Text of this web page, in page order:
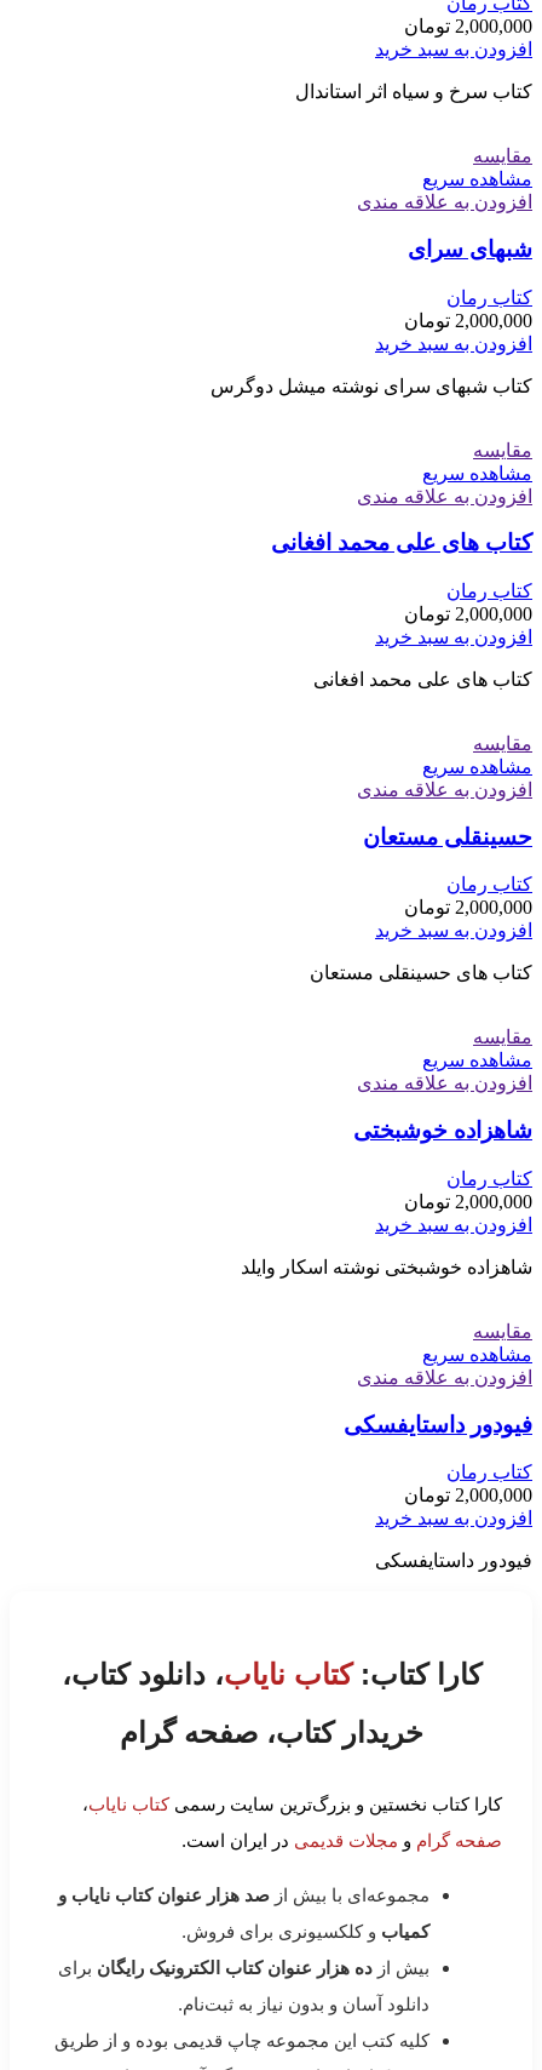
2,000,000 تومان
افزودن به سبد خرید
کتاب سرخ و سیاه اثر استاندال
مقایسه
مشاهده سریع
افزودن به علاقه مندی
شبهای سرای
کتاب رمان
2,000,000 تومان
افزودن به سبد خرید
کتاب شبهای سرای نوشته میشل دوگرس
مقایسه
مشاهده سریع
افزودن به علاقه مندی
کتاب های علی محمد افغانی
کتاب رمان
2,000,000 تومان
افزودن به سبد خرید
کتاب های علی محمد افغانی
مقایسه
مشاهده سریع
افزودن به علاقه مندی
حسینقلی مستعان
کتاب رمان
2,000,000 تومان
افزودن به سبد خرید
کتاب های حسینقلی مستعان
مقایسه
مشاهده سریع
افزودن به علاقه مندی
شاهزاده خوشبختی
کتاب رمان
2,000,000 تومان
افزودن به سبد خرید
شاهزاده خوشبختی نوشته اسکار وایلد
مقایسه
مشاهده سریع
افزودن به علاقه مندی
فیودور داستایفسکی
کتاب رمان
2,000,000 تومان
افزودن به سبد خرید
فیودور داستایفسکی
کارا کتاب:کتاب نایاب، دانلود کتاب،
خریدار کتاب، صفحه گرام
کارا کتاب نخستین و بزرگ‌ترین سایت رسمیکتاب نایاب،
صفحه گرام و مجلات قدیمی در ایران است.
مجموعه‌ای با بیش از صد هزار عنوان کتاب نایاب و
کمیاب و کلکسیونری برای فروش.
بیش از ده هزار عنوان کتاب الکترونیک رایگان برای
دانلود آسان و بدون نیاز به ثبت‌نام.
کلیه کتب این مجموعه چاپ قدیمی بوده و از طریق